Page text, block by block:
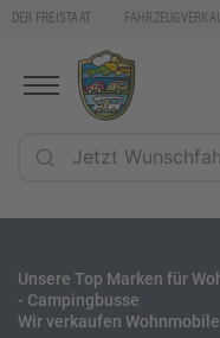
DER FREISTAAT
Unsere Top Marken für
- Campingbusse
Wir verkaufen